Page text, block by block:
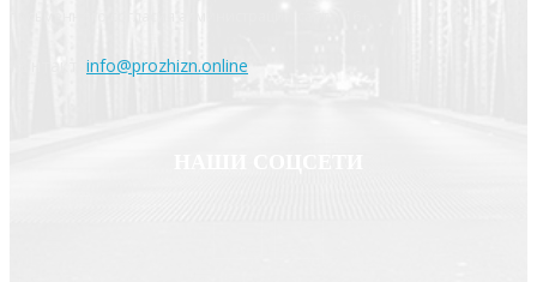
info@prozhizn.online